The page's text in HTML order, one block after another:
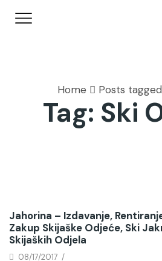
Home Posts
Tag: Ski
Jahorina – Izdavanje,
Zakup Skijaške Odjeće, Ski
Skijaških Odjela
08/17/2017 /